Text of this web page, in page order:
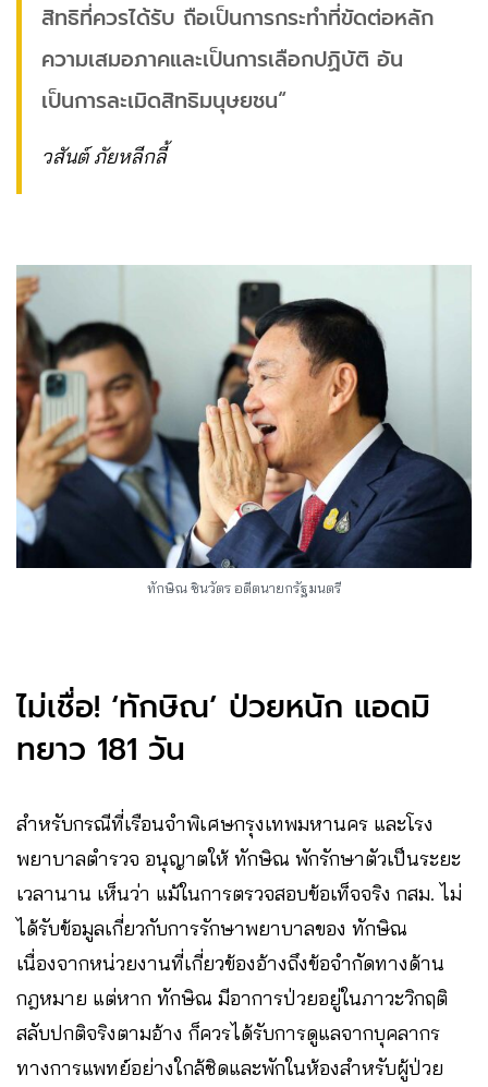
สิทธิที่ควรได้รับ ถือเป็นการกระทำที่ขัดต่อหลัก
ความเสมอภาคและเป็นการเลือกปฏิบัติ อัน
เป็นการละเมิดสิทธิมนุษยชน“
วสันต์ ภัยหลีกลี้
ทักษิณ ชินวัตร อดีตนายกรัฐมนตรี
ไม่เชื่อ! ‘ทักษิณ’ ป่วยหนัก แอดมิ
ทยาว 181 วัน
สำหรับกรณีที่เรือนจำพิเศษกรุงเทพมหานคร และโรง
พยาบาลตำรวจ อนุญาตให้ ทักษิณ พักรักษาตัวเป็นระยะ
เวลานาน เห็นว่า แม้ในการตรวจสอบข้อเท็จจริง กสม. ไม่
ได้รับข้อมูลเกี่ยวกับการรักษาพยาบาลของ ทักษิณ
เนื่องจากหน่วยงานที่เกี่ยวข้องอ้างถึงข้อจำกัดทางด้าน
กฎหมาย แต่หาก ทักษิณ มีอาการป่วยอยู่ในภาวะวิกฤติ
สลับปกติจริงตามอ้าง ก็ควรได้รับการดูแลจากบุคลากร
ทางการแพทย์อย่างใกล้ชิดและพักในห้องสำหรับผู้ป่วย